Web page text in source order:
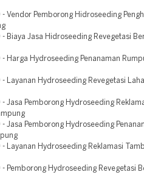
Vendor Pemborong Hidroseeding
Biaya Jasa Hidroseeding Revegetasi
Harga Hydroseeding Penanaman
Layanan Hydroseeding Revegetasi
Jasa Pemborong Hydroseeding
Jasa Pemborong Hydroseeding
Layanan Hydroseeding Reklamasi
Pemborong Hydroseeding Revegetasi